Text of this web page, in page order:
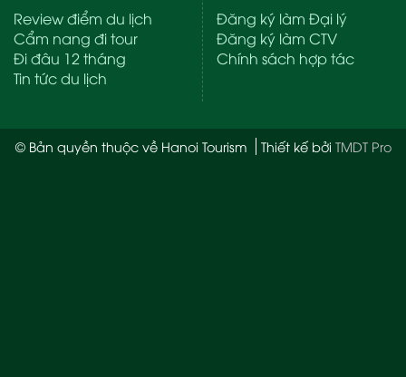
Review điểm du lịch
Cẩm nang đi tour
Đi đâu 12 tháng
Tin tức du lịch
Đăng ký làm Đại lý
Đăng ký làm CTV
Chính sách hợp tác
© Bản quyền thuộc về Hanoi Tourism Thiết kế bởi TMDT Pro